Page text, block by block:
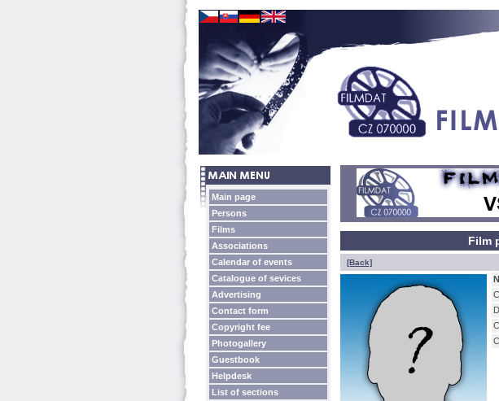
Main page
Persons
Films
Associations
Calendar of events
Catalogue of sevices
Advertising
Contact form
Copyright fee
Photogallery
Guestbook
Helpdesk
List of sections
Film
[Back]